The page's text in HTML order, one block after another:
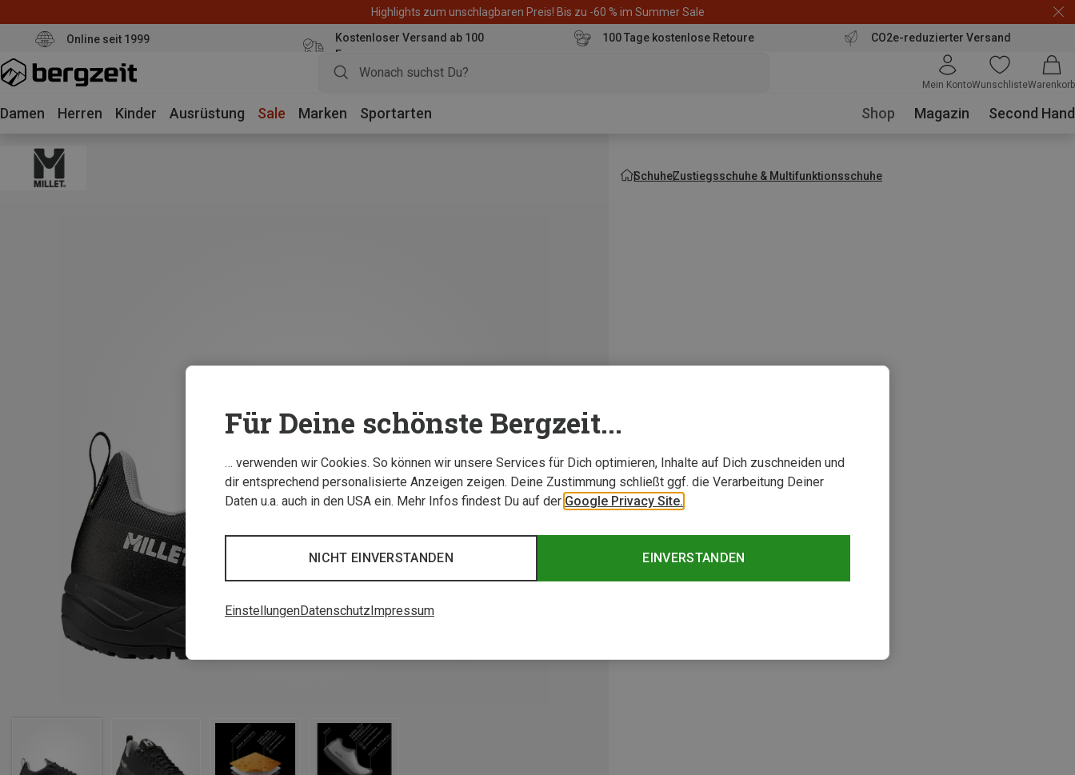
Highlights zum unschlagbaren Preis! Bis zu -60 % im Summer Sale
Online seit 1999
Kostenloser Versand ab 100
Euro
100 Tage kostenlose Retoure CO2e-reduzierter Versand
Mein KontoWunschlisteWarenkorb
Damen Herren Kinder Ausrüstung Sale Marken Sportarten Shop Magazin Second Hand
SchuheZustiegsschuhe & Multifunktionsschuhe
Für Deine schönste Bergzeit...
… verwenden wir Cookies. So können wir unsere Services für Dich optimieren, Inhalte auf Dich zuschneiden und
dir entsprechend personalisierte Anzeigen zeigen. Deine Zustimmung schließt ggf. die Verarbeitung Deiner
Daten u.a. auch in den USA ein. Mehr Infos findest Du auf der Google Privacy Site.
EINVERSTANDEN
NICHT EINVERSTANDEN
EinstellungenDatenschutz Impressum